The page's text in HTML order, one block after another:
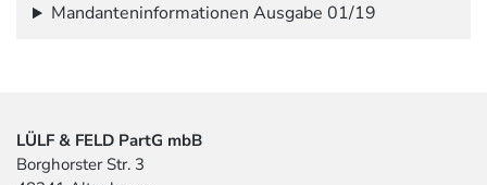
Mandanteninformationen Ausgabe 01/19
LÜLF & FELD PartG mbB
Borghorster Str. 3